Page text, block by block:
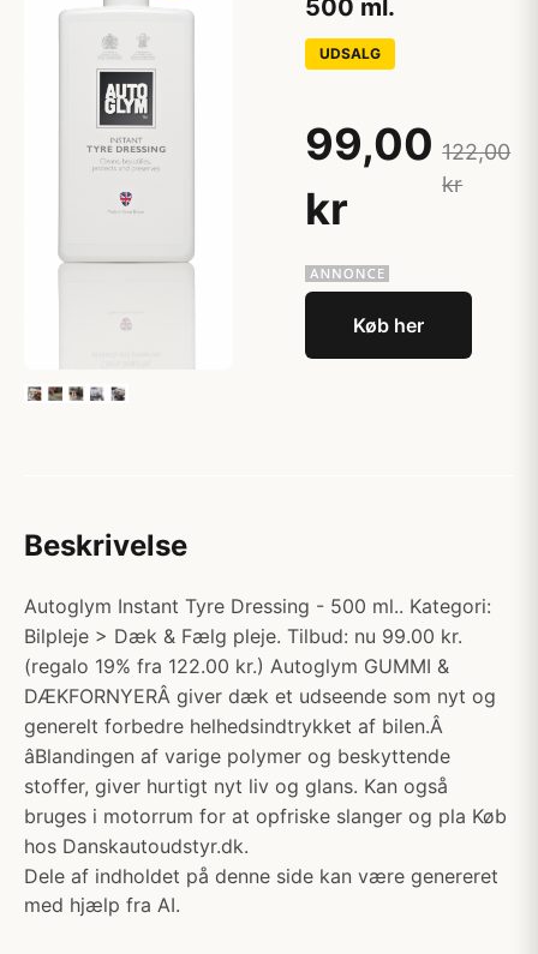
500 ml.
UDSALG
99,00
kr
122,00
kr
Køb her
Beskrivelse
Autoglym Instant Tyre Dressing - 500 ml.. Kategori:
Bilpleje > Dæk & Fælg pleje. Tilbud: nu 99.00 kr.
(regalo 19% fra 122.00 kr.) Autoglym GUMMI &
DÆKFORNYERÂ giver dæk et udseende som nyt og
generelt forbedre helhedsindtrykket af bilen.Â
âBlandingen af varige polymer og beskyttende
stoffer, giver hurtigt nyt liv og glans. Kan også
bruges i motorrum for at opfriske slanger og pla Køb
hos Danskautoudstyr.dk.
Dele af indholdet på denne side kan være genereret
med hjælp fra AI.